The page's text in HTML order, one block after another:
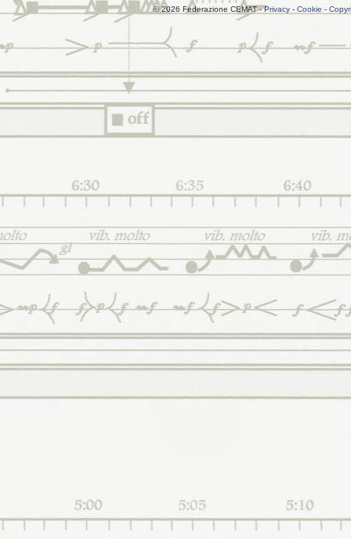
© 2026 Federazione CEMAT -Privacy- Cookie -